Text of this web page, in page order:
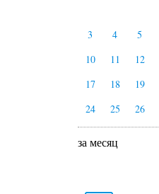
3
4 5
10
11 12
17
18 19
24
25 26
за месяц